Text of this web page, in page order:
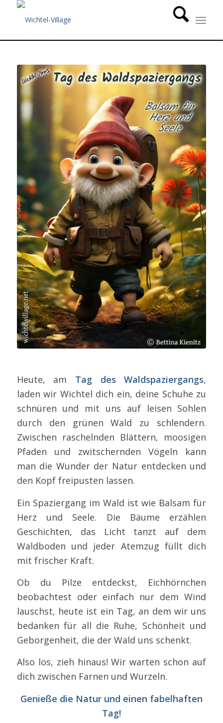
Heute, am Tag des Waldspaziergangs,
laden wir Wichtel dich ein, deine Schuhe zu
schnüren und mit uns auf leisen Sohlen
durch den grünen Wald zu schlendern.
Zwischen raschelnden Blättern, moosigen
Pfaden und zwitschernden Vögeln kann
man die Wunder der Natur entdecken und
den Kopf freipusten lassen.
Ein Spaziergang im Wald ist wie Balsam für
Herz und Seele. Die Bäume erzählen
Geschichten, das Licht tanzt auf dem
Waldboden und jeder Atemzug füllt dich
mit frischer Kraft.
Ob du Pilze entdeckst, Eichhörnchen
beobachtest oder einfach nur dem Wind
lauschst, heute ist ein Tag, an dem wir uns
bedanken für all die Ruhe, Schönheit und
Geborgenheit, die der Wald uns schenkt.
Also los, zieh hinaus! Wir warten schon auf
dich zwischen Farnen und Wurzeln.
Genieße die Natur und einen fabelhaften
Tag!